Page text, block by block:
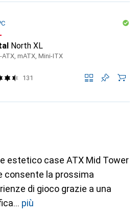
North XL
ATX, mATX, Mini-ITX
131
estetico case ATX Mid Tower
consente la prossima
di gioco grazie a una
più